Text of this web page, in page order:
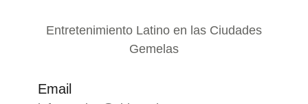
Entretenimiento Latino en las Ciudades
Gemelas
Email